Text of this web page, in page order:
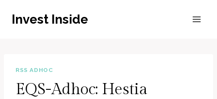
InhaltInvest Inside
RSS ADHOC
EQS-Adhoc: Hestia